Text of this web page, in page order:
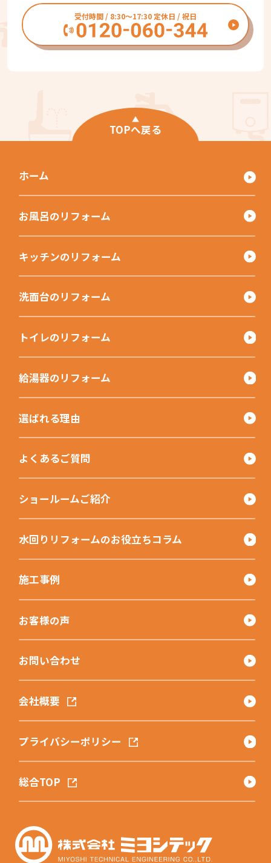
受付時間 / 8:30〜17:30 定休日 / 祝日
TOPへ戻る
ホーム
お風呂のリフォーム
キッチンのリフォーム
洗面台のリフォーム
トイレのリフォーム
給湯器のリフォーム
選ばれる理由
よくあるご質問
ショールームご紹介
水回りリフォームのお役立ちコラム
施工事例
お客様の声
お問い合わせ
会社概要
プライバシーポリシー
総合TOP